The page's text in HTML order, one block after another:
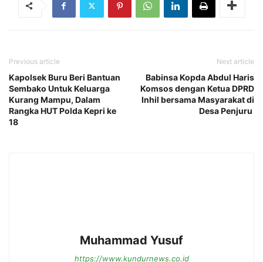
Previous article
Kapolsek Buru Beri Bantuan
Sembako Untuk Keluarga
Kurang Mampu, Dalam
Rangka HUT Polda Kepri ke
18
Next article
Babinsa Kopda Abdul Haris
Komsos dengan Ketua DPRD
Inhil bersama Masyarakat di
Desa Penjuru
Muhammad Yusuf
https://www.kundurnews.co.id